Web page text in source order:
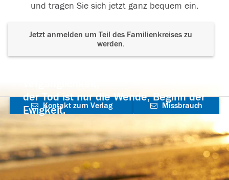
und tragen Sie sich jetzt ganz bequem ein.
Jetzt anmelden um Teil des Familienkreises zu
werden.
der Tod ist nur die Wende, Beginn der
Ewigkeit.
Kontakt zum Verlag
aufnehmen
Missbrauch